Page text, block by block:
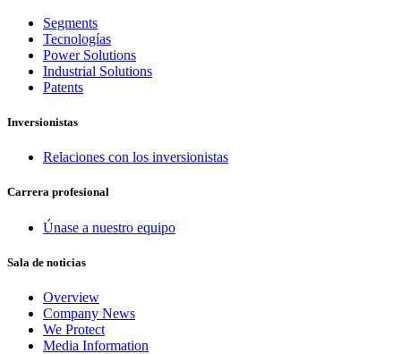
Segments
Tecnologías
Power Solutions
Industrial Solutions
Patents
Inversionistas
Relaciones con los inversionistas
Carrera profesional
Únase a nuestro equipo
Sala de noticias
Overview
Company News
We Protect
Media Information